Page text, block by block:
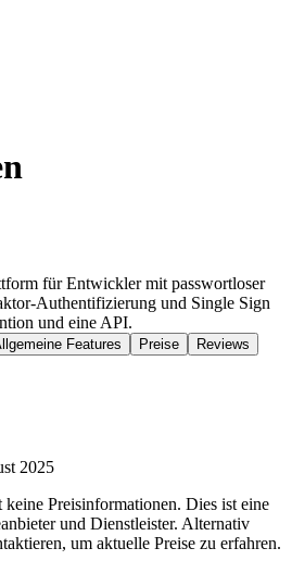
für Entwickler mit passwortloser
Authentifizierung und Single Sign
und eine API.
Features Preise Reviews
2025
keine Preisinformationen. Dies ist eine
und Dienstleister. Alternativ
um aktuelle Preise zu erfahren.